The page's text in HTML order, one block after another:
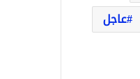
عاجل